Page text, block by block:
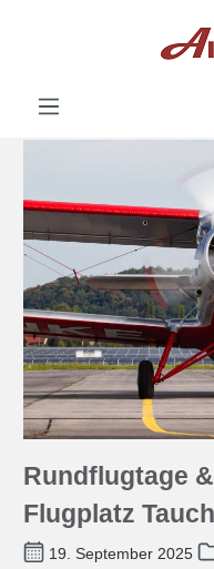
Rundflugtage
Flugplatz
19. September 2025